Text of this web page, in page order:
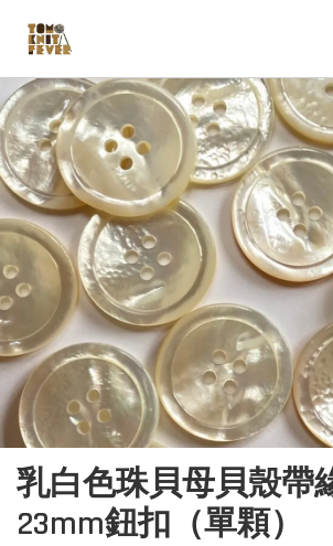
乳白色珠貝母貝殼帶
23mm鈕扣（單顆）